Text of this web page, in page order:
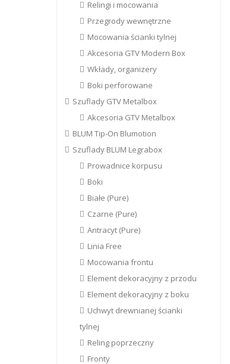
Relingi i mocowania
Przegrody wewnętrzne
Mocowania ścianki tylnej
Akcesoria GTV Modern Box
Wkłady, organizery
Boki perforowane
Szuflady GTV Metalbox
Akcesoria GTV Metalbox
BLUM Tip-On Blumotion
Szuflady BLUM Legrabox
Prowadnice korpusu
Boki
Białe (Pure)
Czarne (Pure)
Antracyt (Pure)
Linia Free
Mocowania frontu
Element dekoracyjny z przodu
Element dekoracyjny z boku
Uchwyt drewnianej ścianki
tylnej
Reling poprzeczny
Fronty